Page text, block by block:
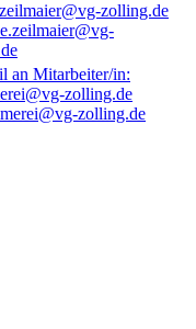
zolling.de